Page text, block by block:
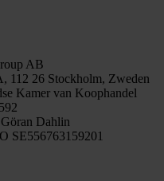
AB
112 26 Stockholm, Zweden
Kamer van Koophandel
Dahlin
SE556763159201